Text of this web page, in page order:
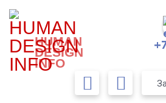
HUMAN
DESIGN
INFO